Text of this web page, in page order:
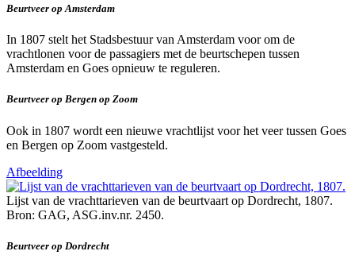
Beurtveer op Amsterdam
In 1807 stelt het Stadsbestuur van Amsterdam voor om de
vrachtlonen voor de passagiers met de beurtschepen tussen
Amsterdam en Goes opnieuw te reguleren.
Beurtveer op Bergen op Zoom
Ook in 1807 wordt een nieuwe vrachtlijst voor het veer tussen Goes
en Bergen op Zoom vastgesteld.
Afbeelding
Lijst van de vrachttarieven van de beurtvaart op Dordrecht, 1807.
Bron: GAG, ASG.inv.nr. 2450.
Beurtveer op Dordrecht